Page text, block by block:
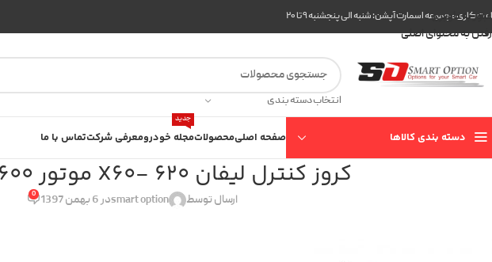
عبور به ناوبری
رفتن به محتوای اصلی
کاری مجموعه اسمارت آپشن: شنبه الی پنجشنبه ۹ تا ۲۰
انتخاب دسته بندی
دسته بندی کالاها صفحه اصلیمحصولاتمجله خودرو
جدید
معرفی شرکتتماس با ما
کروز کنترل لیفان X60- 620 موتور 1600 با لیمیتر
ارسال توسط smart optionدر 6 بهمن 1397 0